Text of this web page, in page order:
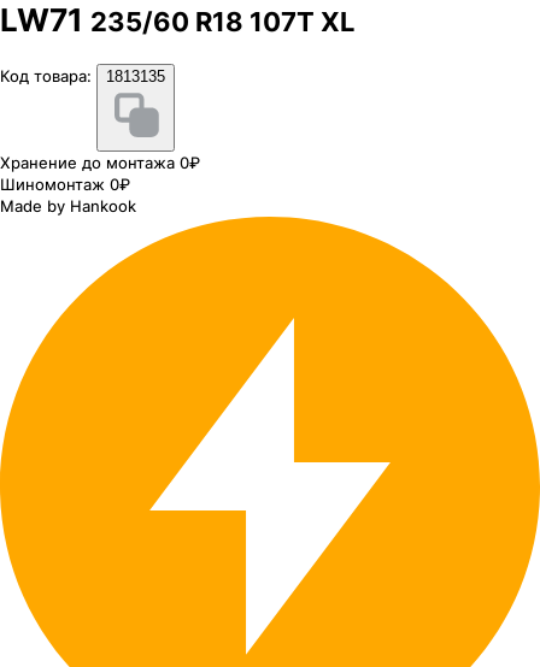
LW71 235/60 R18 107T XL
Код товара: 1813135
Хранение до монтажа 0₽
Шиномонтаж 0₽
Made by Hankook